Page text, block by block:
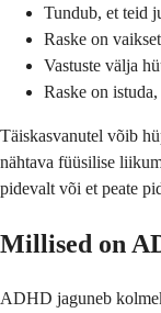
Tundub, et teid
Raske on
Vastuste välja
Raske on
Täiskasvanutel võib
nähtava füüsilise
pidevalt või et peate
Millised on
ADHD jaguneb